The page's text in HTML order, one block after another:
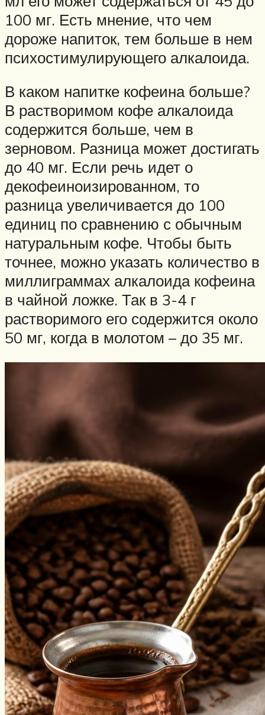
100 мг. Есть мнение, что чем
дороже напиток, тем больше в нем
психостимулирующего алкалоида.
В каком напитке кофеина больше?
В растворимом кофе алкалоида
содержится больше, чем в
зерновом. Разница может достигать
до 40 мг. Если речь идет о
декофеиноизированном, то
разница увеличивается до 100
единиц по сравнению с обычным
натуральным кофе. Чтобы быть
точнее, можно указать количество в
миллиграммах алкалоида кофеина
в чайной ложке. Так в 3-4 г
растворимого его содержится около
50 мг, когда в молотом – до 35 мг.